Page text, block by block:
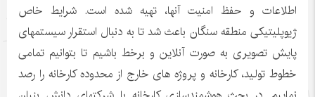
اطلاعات و حفظ امنیت آنها، تهیه شده است. شرایط خاص
ژیوپلیتیکی منطقه سنگان باعث شد تا به دنبال استقرار سیستمهای
پایش تصویری به صورت آنلاین و برخط باشیم تا بتوانیم تمامی
خطوط تولید، کارخانه و پروژه های خارج از محدوده کارخانه را رصد